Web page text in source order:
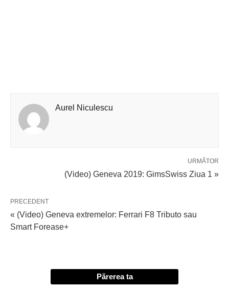
Aurel Niculescu
URMĂTOR
(Video) Geneva 2019: GimsSwiss Ziua 1 »
PRECEDENT
« (Video) Geneva extremelor: Ferrari F8 Tributo sau
Smart Forease+
Părerea ta